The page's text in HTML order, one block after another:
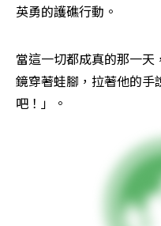
英勇的護礁行動。
當這一切都成真的那一天
鏡穿著蛙腳，拉著他的
吧！」。